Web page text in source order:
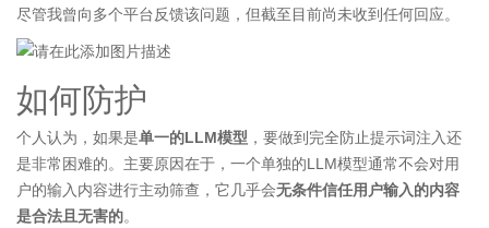
尽管我曾向多个平台反馈该问题，但截至目前尚未收到任何回应。
如何防护
个人认为，如果是单一的LLM模型 ，要做到完全防止提示词注入还
是非常困难的。主要原因在于，一个单独的LLM模型通常不会对用
户的输入内容进行主动筛查，它几乎会无条件信任用户输入的内容
是合法且无害的。